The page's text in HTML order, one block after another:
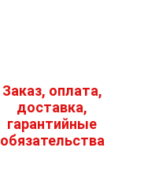
Заказ, оплата,
доставка,
гарантийные
обязательства